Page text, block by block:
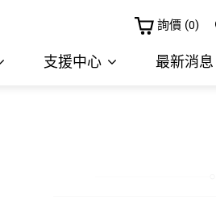
詢價(0)
支援中心 最新消息